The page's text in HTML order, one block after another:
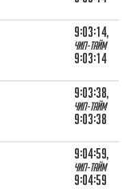
9:03:14,
Чип-тайм
9:03:14
9:03:38,
Чип-тайм
9:03:38
9:04:59,
Чип-тайм
9:04:59